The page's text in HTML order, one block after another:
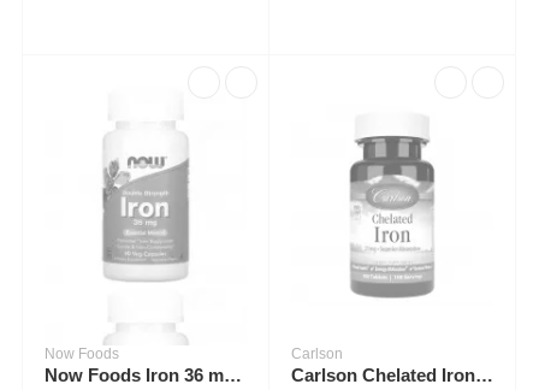
Now Foods
Now Foods Iron 36 mg 90 caps
Carlson
Carlson Chelated Iron 27 mg 100 tabs